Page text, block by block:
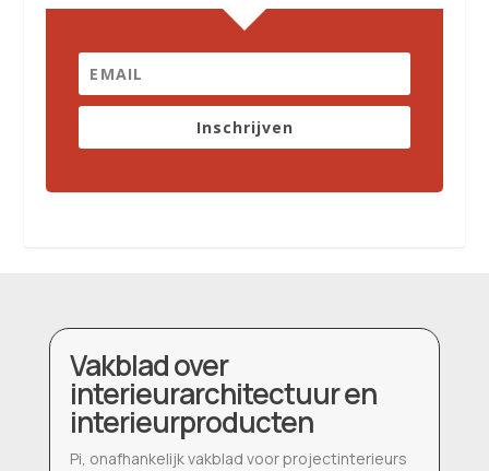
Inschrijven
Vakblad over
interieurarchitectuur en
interieurproducten
Pi, onafhankelijk vakblad voor projectinterieurs